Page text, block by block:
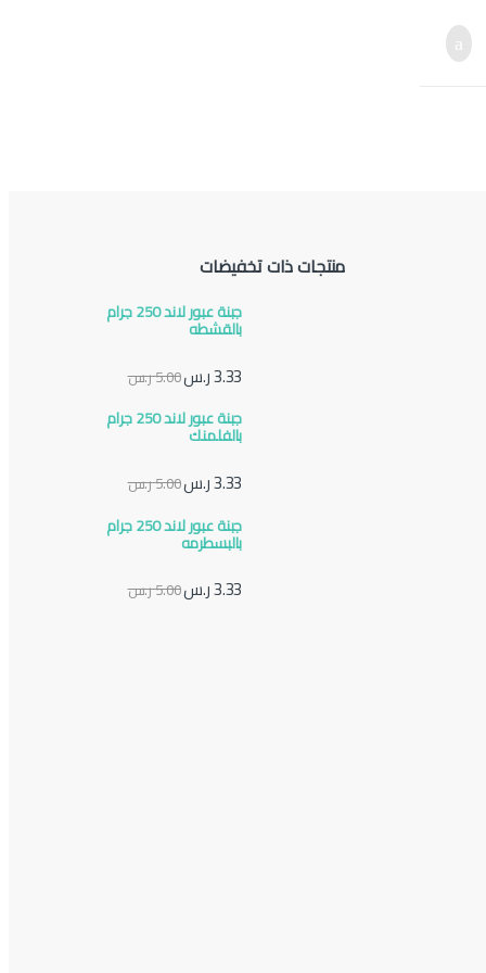
منتجات ذات تخفيضات
جبنة عبور لاند 250 جرام
بالقشطه
3.33ر.س5.00ر.س
جبنة عبور لاند 250 جرام
بالفلمنك
3.33ر.س5.00ر.س
جبنة عبور لاند 250 جرام
بالبسطرمه
3.33ر.س5.00ر.س